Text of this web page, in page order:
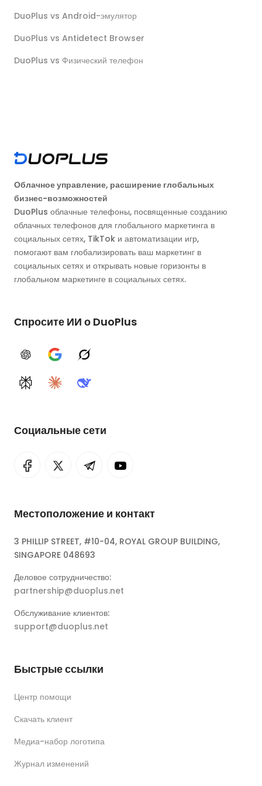
DuoPlus vs Android-эмулятор
DuoPlus vs Antidetect Browser
DuoPlus vs Физический телефон
Облачное управление, расширение глобальных
бизнес-возможностей
DuoPlus облачные телефоны, посвященные созданию
облачных телефонов для глобального маркетинга в
социальных сетях, TikTok и автоматизации игр,
помогают вам глобализировать ваш маркетинг в
социальных сетях и открывать новые горизонты в
глобальном маркетинге в социальных сетях.
Спросите ИИ о DuoPlus
ChatGPTGoogle AIGrok
PerplexityClaudeDeepSeek
Социальные сети
Местоположение и контакт
3 PHILLIP STREET, #10-04, ROYAL GROUP BUILDING,
SINGAPORE 048693
Деловое сотрудничество:
partnership@duoplus.net
Обслуживание клиентов:
support@duoplus.net
Быстрые ссылки
Центр помощи
Скачать клиент
Медиа-набор логотипа
Журнал изменений